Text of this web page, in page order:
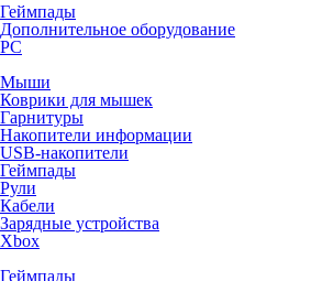
Геймпады
Дополнительное оборудование
PC
Мыши
Коврики для мышек
Гарнитуры
Накопители информации
USB-накопители
Геймпады
Рули
Кабели
Зарядные устройства
Xbox
Геймпады